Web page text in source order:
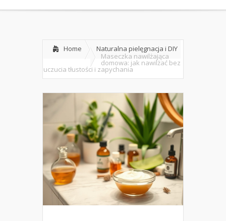
Home
Naturalna pielęgnacja i DIY
Maseczka nawilżająca
domowa: jak nawilżać bez
uczucia tłustości i zapychania